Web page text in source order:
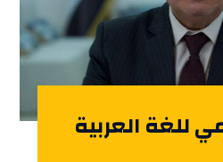
للغة العربية